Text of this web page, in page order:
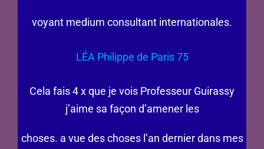
voyant medium consultant internationales.
LÉA Philippe de Paris 75
Cela fais 4 x que je vois Professeur Guirassy
j’aime sa façon d’amener les
choses. a vue des choses l’an dernier dans mes